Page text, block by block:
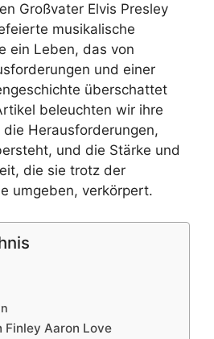
Großvater Elvis Presley
musikalische
ein Leben, das von
und einer
überschattet
beleuchten wir ihre
Herausforderungen,
und die Stärke und
die sie trotz der
umgeben, verkörpert.
Finley Aaron Love